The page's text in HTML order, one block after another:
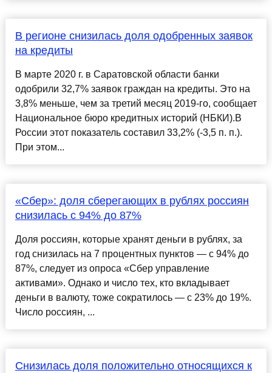
В регионе снизилась доля одобренных заявок
на кредиты
В марте 2020 г. в Саратовской области банки
одобрили 32,7% заявок граждан на кредиты. Это на
3,8% меньше, чем за третий месяц 2019-го, сообщает
Национальное бюро кредитных историй (НБКИ).В
России этот показатель составил 33,2% (-3,5 п. п.).
При этом...
«Сбер»: доля сберегающих в рублях россиян
снизилась с 94% до 87%
Доля россиян, которые хранят деньги в рублях, за
год снизилась на 7 процентных пунктов — с 94% до
87%, следует из опроса «Сбер управление
активами». Однако и число тех, кто вкладывает
деньги в валюту, тоже сократилось — с 23% до 19%.
Число россиян, ...
Снизилась доля положительно относящихся к